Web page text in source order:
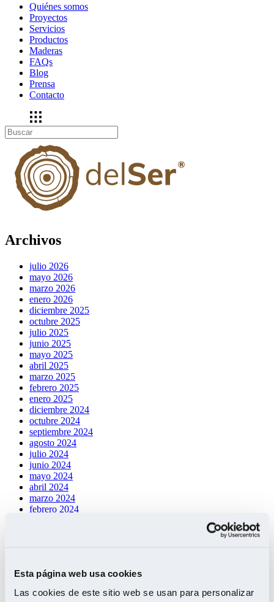
Esta página web usa cookies
Las cookies de este sitio web se usan para personalizar
Quiénes somos
Proyectos
Servicios
Productos
Maderas
FAQs
Blog
Prensa
Contacto
Archivos
julio 2026
mayo 2026
marzo 2026
enero 2026
diciembre 2025
octubre 2025
julio 2025
junio 2025
mayo 2025
abril 2025
marzo 2025
febrero 2025
enero 2025
diciembre 2024
octubre 2024
septiembre 2024
agosto 2024
julio 2024
junio 2024
mayo 2024
abril 2024
marzo 2024
febrero 2024
enero 2023
junio 2022